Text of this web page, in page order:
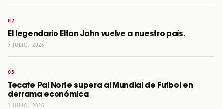
El legendario Elton John vuelve a nuestro país.
7 JULIO, 2026
Tecate Pal Norte supera al Mundial de Futbol en
derrama económica
1 JULIO, 2026